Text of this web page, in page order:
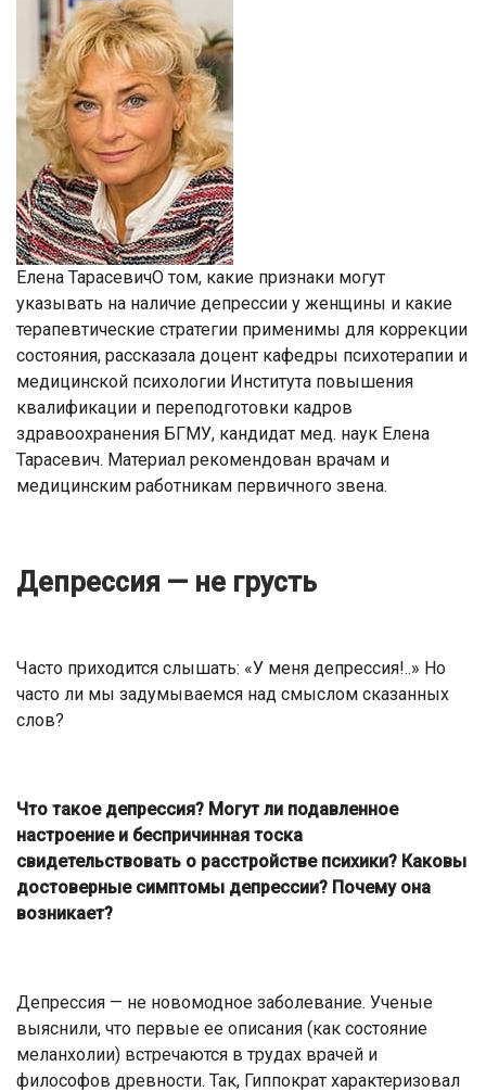
Елена ТарасевичО том, какие признаки могут
указывать на наличие депрессии у женщины и какие
терапевтические стратегии применимы для коррекции
состояния, рассказала доцент кафедры психотерапии и
медицинской психологии Института повышения
квалификации и переподготовки кадров
здравоохранения БГМУ, кандидат мед. наук Елена
Тарасевич. Материал рекомендован врачам и
медицинским работникам первичного звена.
Депрессия — не грусть
Часто приходится слышать: «У меня депрессия!..» Но
часто ли мы задумываемся над смыслом сказанных
слов?
Что такое депрессия? Могут ли подавленное
настроение и беспричинная тоска
свидетельствовать о расстройстве психики? Каковы
достоверные симптомы депрессии? Почему она
возникает?
Депрессия — не новомодное заболевание. Ученые
выяснили, что первые ее описания (как состояние
меланхолии) встречаются в трудах врачей и
философов древности. Так, Гиппократ характеризовал